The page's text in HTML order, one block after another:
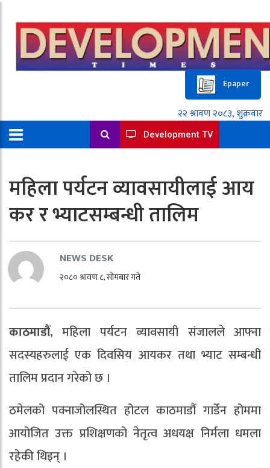
Epaper
Development TV
महिला पर्यटन व्यावसायीलाई आय
कर र भ्याटसम्बन्धी तालिम
NEWS DESK
२०८० श्रावण ८, सोमबार गते
काठमाडौं, महिला पर्यटन व्यावसायी संजालले आफ्ना
सदस्यहरुलाई एक दिवसिय आयकर तथा भ्याट सम्बन्धी
तालिम प्रदान गरेको छ ।
ठमेलको पक्नाजोलस्थित होटल काठमाडौं गार्डेन होममा
आयोजित उक्त प्रशिक्षणको नेतृत्व अधयक्ष निर्मला धमला
रहेकी थिइन् ।